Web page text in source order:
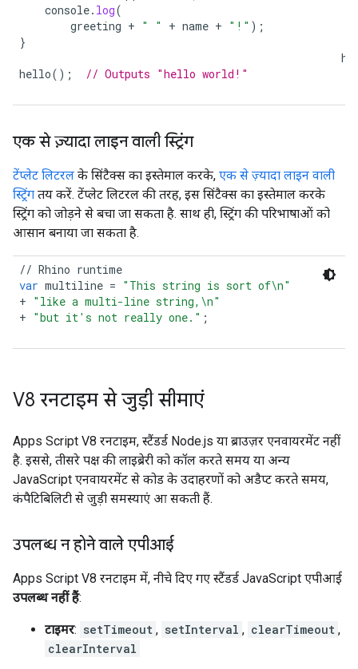
console. log(
greeting + " " + name + "!" );
}
hello(); // Outputs "hello world!"
एक से ज़्यादा लाइन वाली स्ट्रिंग
टेंप्लेट लिटरल के सिंटैक्स का इस्तेमाल करके, एक से ज़्यादा लाइन वाली
स्ट्रिंग तय करें. टेंप्लेट लिटरल की तरह, इस सिंटैक्स का इस्तेमाल करके
स्ट्रिंग को जोड़ने से बचा जा सकता है. साथ ही, स्ट्रिंग की परिभाषाओं को
आसान बनाया जा सकता है.
// Rhino runtime
var multiline = "This string is sort of\n"
+ "like a multi-line string, \n"
+ "but it's not really one." ;
V8 रनटाइम से जुड़ी सीमाएं
Apps Script V8 रनटाइम, स्टैंडर्ड Node.js या ब्राउज़र एनवायरमेंट नहीं
है. इससे, तीसरे पक्ष की लाइब्रेरी को कॉल करते समय या अन्य
JavaScript एनवायरमेंट से कोड के उदाहरणों को अडैप्ट करते समय,
कंपैटिबिलिटी से जुड़ी समस्याएं आ सकती हैं.
उपलब्ध न होने वाले एपीआई
Apps Script V8 रनटाइम में, नीचे दिए गए स्टैंडर्ड JavaScript एपीआई
उपलब्ध नहीं हैं:
टाइमर: setTimeout , setInterval , clearTimeout ,
clearInterval